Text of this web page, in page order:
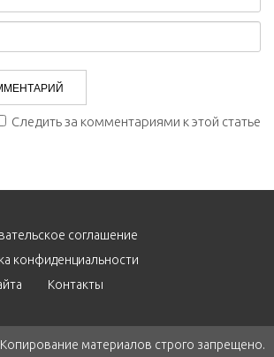
Следить за комментариями к этой статье
соглашение
конфиденциальности
Контакты
материалов строго запрещено.